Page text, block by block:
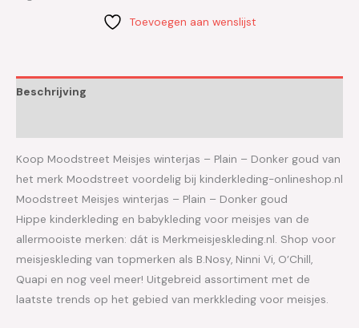
Toevoegen aan wenslijst
Beschrijving
Koop Moodstreet Meisjes winterjas – Plain – Donker goud van
het merk Moodstreet voordelig bij kinderkleding-onlineshop.nl
Moodstreet Meisjes winterjas – Plain – Donker goud
Hippe kinderkleding en babykleding voor meisjes van de
allermooiste merken: dát is Merkmeisjeskleding.nl. Shop voor
meisjeskleding van topmerken als B.Nosy, Ninni Vi, O’Chill,
Quapi en nog veel meer! Uitgebreid assortiment met de
laatste trends op het gebied van merkkleding voor meisjes.